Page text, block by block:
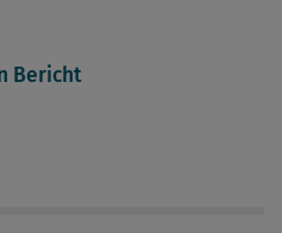
Bericht